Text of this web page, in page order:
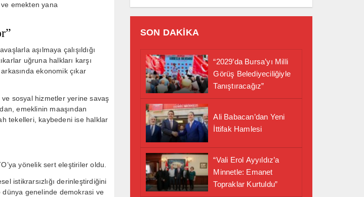
ve emekten yana
aşılmaya çalışıldığı
uğruna halkları karşı
ekonomik çıkar
ve sosyal hizmetler yerine savaş
emeklinin maaşından
tekelleri, kaybedeni ise halklar
yönelik sert eleştiriler oldu.
istikrarsızlığı derinleştirdiğini
genelinde demokrasi ve
SON DAKİKA
“2029’da Bursa’yı Milli
Görüş Belediyeciliğiyle
Tanıştıracağız”
Ali Babacan’dan Yeni
İttifak Hamlesi
“Vali Erol Ayyıldız’a
Minnetle: Emanet
Topraklar Kurtuldu”